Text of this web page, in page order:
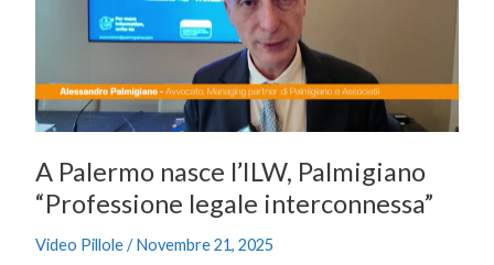
A Palermo nasce l’ILW, Palmigiano
“Professione legale interconnessa”
Video Pillole/Novembre 21, 2025
Palmigiano
“Professione
interconnessa”